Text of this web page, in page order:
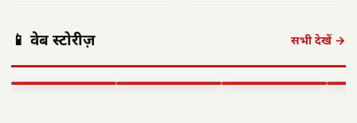
📱 वेब स्टोरीज़ सभी देखें →
सितंबर से सभी
बहाल करेगा,…
…
मॉडल' बना लाखों
संजीवनी
में